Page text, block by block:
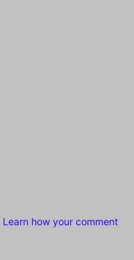
Learn how your comment